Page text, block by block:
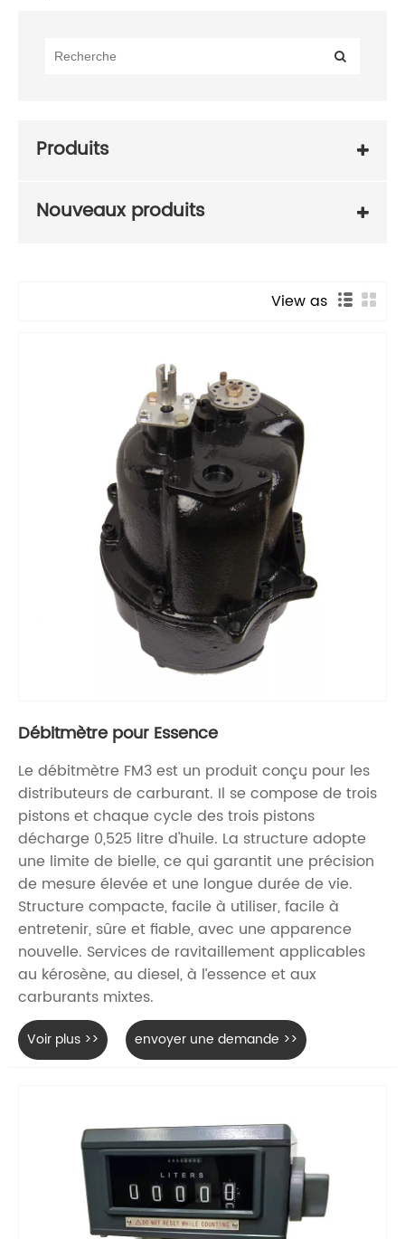
Produits
Nouveaux produits
View as
Débitmètre pour Essence
Le débitmètre FM3 est un produit conçu pour les
distributeurs de carburant. Il se compose de trois
pistons et chaque cycle des trois pistons
décharge 0,525 litre d'huile. La structure adopte
une limite de bielle, ce qui garantit une précision
de mesure élevée et une longue durée de vie.
Structure compacte, facile à utiliser, facile à
entretenir, sûre et fiable, avec une apparence
nouvelle. Services de ravitaillement applicables
au kérosène, au diesel, à l’essence et aux
carburants mixtes.
Voir plus >> envoyer une demande >>